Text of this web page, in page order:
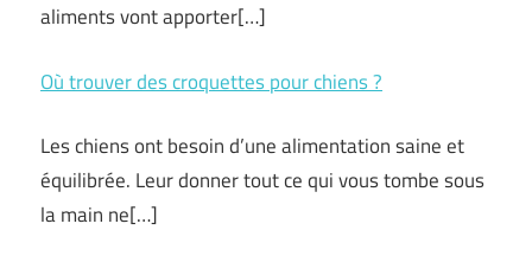
aliments vont apporter[…]
Où trouver des croquettes pour chiens ?
Les chiens ont besoin d’une alimentation saine et
équilibrée. Leur donner tout ce qui vous tombe sous
la main ne[…]